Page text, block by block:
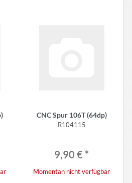
CNC Spur 106T (64dp)
R104115
9,90 € *
Momentan nicht verfügbar